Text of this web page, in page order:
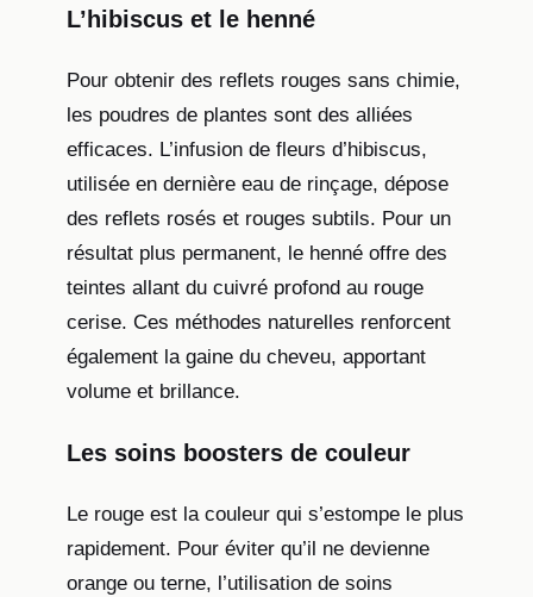
L’hibiscus et le henné
Pour obtenir des reflets rouges sans chimie,
les poudres de plantes sont des alliées
efficaces. L’infusion de fleurs d’hibiscus,
utilisée en dernière eau de rinçage, dépose
des reflets rosés et rouges subtils. Pour un
résultat plus permanent, le henné offre des
teintes allant du cuivré profond au rouge
cerise. Ces méthodes naturelles renforcent
également la gaine du cheveu, apportant
volume et brillance.
Les soins boosters de couleur
Le rouge est la couleur qui s’estompe le plus
rapidement. Pour éviter qu’il ne devienne
orange ou terne, l’utilisation de soins